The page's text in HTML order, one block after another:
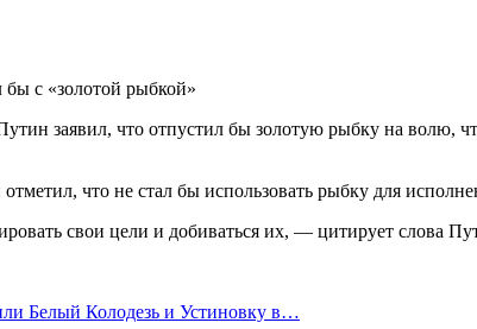
заявил, что отпустил бы золотую рыбку на волю,
что не стал бы использовать рыбку для
свои цели и добиваться их, — цитирует слова
Белый Колодезь и Устиновку в…